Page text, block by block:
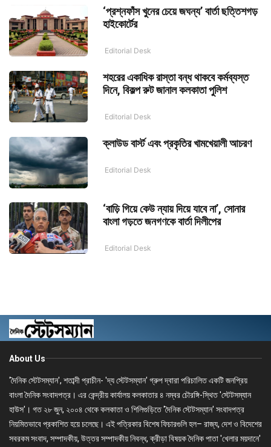
‘প্রশ্নফাঁস খুনের চেয়ে জঘন্য’ বার্তা ছত্তিশগড়
হাইকোর্টের
Editorial Desk
শহরের একাধিক রাস্তা বন্ধ থাকবে কর্মব্যস্ত
দিনে, বিকল্প রুট জানাল কলকাতা পুলিশ
Editorial Desk
ক্লাউড বার্স্ট এবং প্রকৃতির খামখেয়ালী আচরণ
Editorial Desk
‘বাড়ি গিয়ে কেউ ন্যায় দিয়ে যাবে না’, সোনার
বাংলা গড়তে জনগণকে বার্তা দিলীপের
Editorial Desk
About Us
'দৈনিক স্টেটসম্যান', শতাব্দী প্রাচীন- 'দ্য স্টেটসম্যান' গ্রুপ দ্বারা পরিচালিত একটি জনপ্রিয়
বাংলা দৈনিক সংবাদপত্র। এর কেন্দ্রীয় কার্যালয় কলকাতার ৪ নম্বর চৌরঙ্গি-স্থিত 'স্টেটসম্যান
হাউস'। গত ২৮ জুন, ২০০৪ থেকে কলকাতা ও শিলিগুড়িতে 'দৈনিক স্টেটসম্যান' সংবাদপত্র
নিয়মিতভাবে প্রকাশিত হয়ে চলেছে। এই পত্রিকার বিশেষ ফিচারগুলি হল– রাজ্য, দেশ ও বিদেশের
সবরকম সংবাদ, সম্পাদকীয়, উত্তর সম্পাদকীয় নিবন্ধ, ক্রীড়া বিষয়ক দৈনিক পাতা 'খেলার ময়দানে'